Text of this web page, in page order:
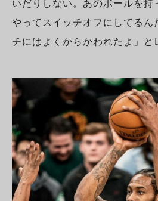
いだりしない。あのボールを持
やってスイッチオフにしてるん
チにはよくからかわれたよ」と